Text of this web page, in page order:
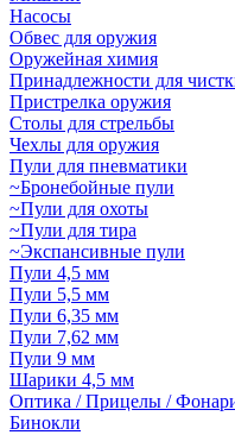
Насосы
Обвес для оружия
Оружейная химия
Принадлежности для
Пристрелка оружия
Столы для стрельбы
Чехлы для оружия
Пули для пневматики
~Бронебойные пули
~Пули для охоты
~Пули для тира
~Экспансивные пули
Пули 4,5 мм
Пули 5,5 мм
Пули 6,35 мм
Пули 7,62 мм
Пули 9 мм
Шарики 4,5 мм
Оптика / Прицелы /
Бинокли